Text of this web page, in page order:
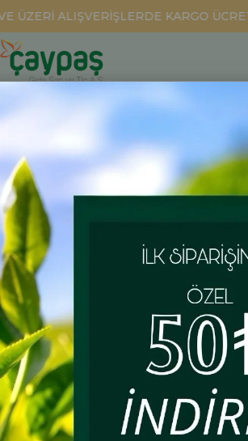
ALIŞVERİŞLERDE KARGO
Yeşil
Yeşil Çay
üzere 5
₺1.164,00